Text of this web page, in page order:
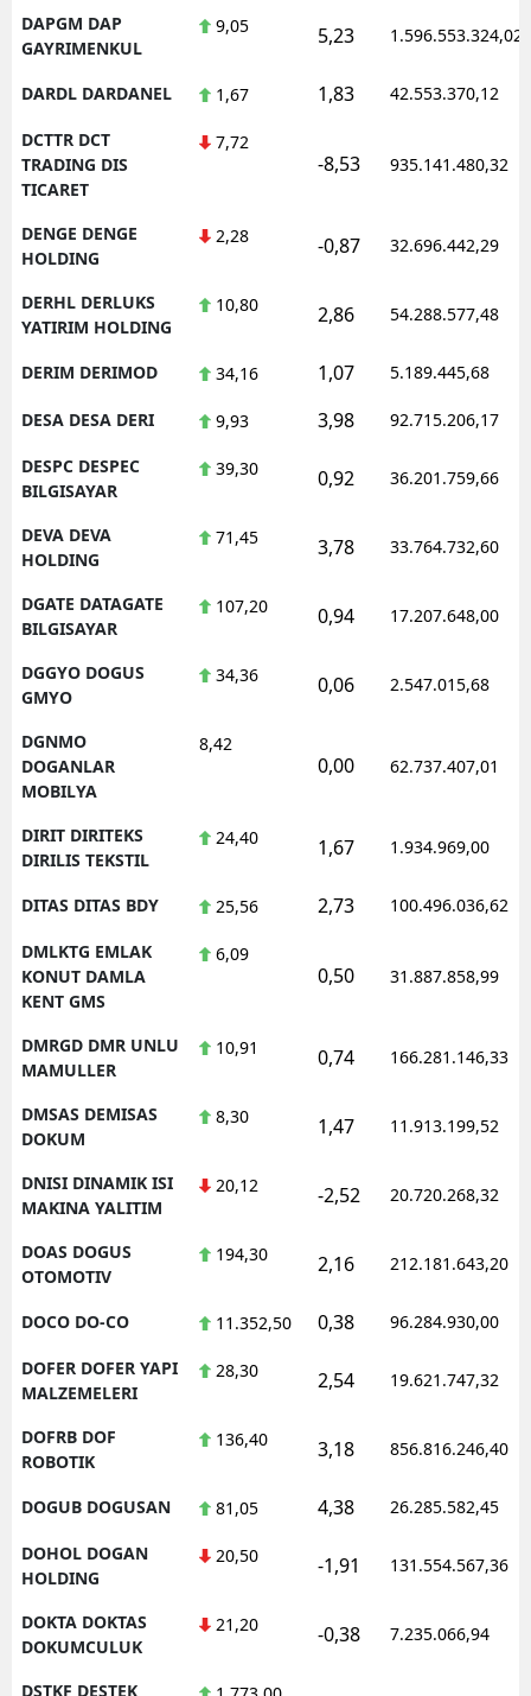
DAPGM DAP
GAYRIMENKUL
9,05 5,23 1.596.553.324,02
DARDL DARDANEL 1,67 1,83 42.553.370,12
DCTTR DCT
TRADING DIS
TICARET
7,72
-8,53 935.141.480,32
DENGE DENGE
HOLDING
2,28 -0,87 32.696.442,29
DERHL DERLUKS
YATIRIM HOLDING
10,80 2,86 54.288.577,48
DERIM DERIMOD 34,16 1,07 5.189.445,68
DESA DESA DERI 9,93 3,98 92.715.206,17
DESPC DESPEC
BILGISAYAR
39,30 0,92 36.201.759,66
DEVA DEVA
HOLDING
71,45 3,78 33.764.732,60
DGATE DATAGATE
BILGISAYAR
107,20 0,94 17.207.648,00
DGGYO DOGUS
GMYO
34,36 0,06 2.547.015,68
DGNMO
DOGANLAR
MOBILYA
8,42
0,00 62.737.407,01
DIRIT DIRITEKS
DIRILIS TEKSTIL
24,40 1,67 1.934.969,00
DITAS DITAS BDY 25,56 2,73 100.496.036,62
DMLKTG EMLAK
KONUT DAMLA
KENT GMS
6,09
0,50 31.887.858,99
DMRGD DMR UNLU
MAMULLER
10,91 0,74 166.281.146,33
DMSAS DEMISAS
DOKUM
8,30 1,47 11.913.199,52
DNISI DINAMIK ISI
MAKINA YALITIM
20,12 -2,52 20.720.268,32
DOAS DOGUS
OTOMOTIV
194,30 2,16 212.181.643,20
DOCO DO-CO 11.352,50 0,38 96.284.930,00
DOFER DOFER YAPI
MALZEMELERI
28,30 2,54 19.621.747,32
DOFRB DOF
ROBOTIK
136,40 3,18 856.816.246,40
DOGUB DOGUSAN 81,05 4,38 26.285.582,45
DOHOL DOGAN
HOLDING
20,50 -1,91 131.554.567,36
DOKTA DOKTAS
DOKUMCULUK
21,20 -0,38 7.235.066,94
DSTKF DESTEK